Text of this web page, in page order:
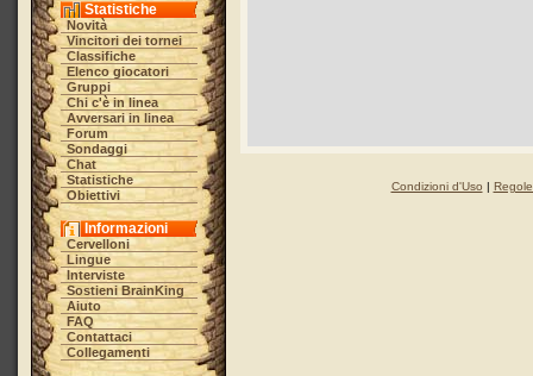
Statistiche
Novità
Vincitori dei tornei
Classifiche
Elenco giocatori
Gruppi
Chi c'è in linea
Avversari in linea
Forum
Sondaggi
Chat
Statistiche
Obiettivi
Informazioni
Cervelloni
Lingue
Interviste
Sostieni BrainKing
Aiuto
FAQ
Contattaci
Collegamenti
Condizioni d'Uso |